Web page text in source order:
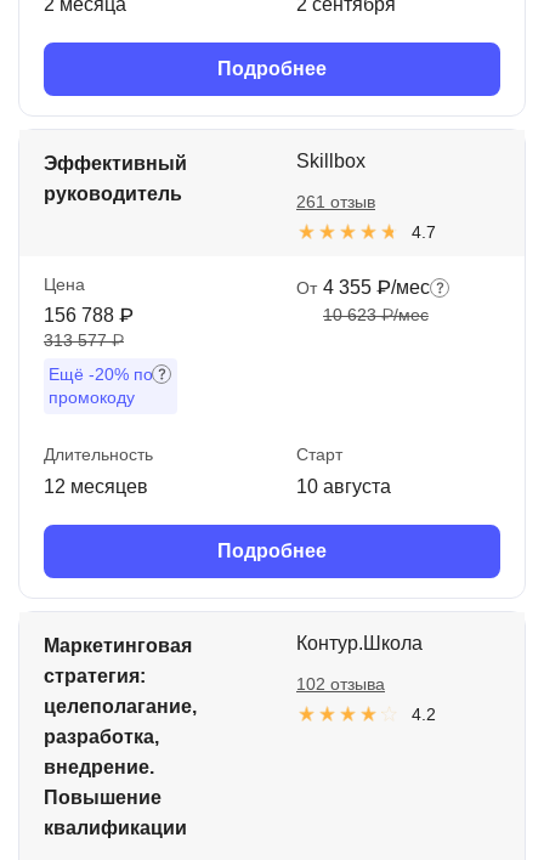
2 месяца 2 сентября
Подробнее
Эффективный
руководитель
Skillbox
4.7
261 отзыв
Цена
156 788 ₽
313 577 ₽
Ещё -20% по
промокоду
От 4 355 ₽/мес
10 623 ₽/мес
Длительность
12 месяцев
Старт
10 августа
Подробнее
Маркетинговая
стратегия:
целеполагание,
разработка,
внедрение.
Повышение
квалификации
Контур.Школа
4.2
102 отзыва